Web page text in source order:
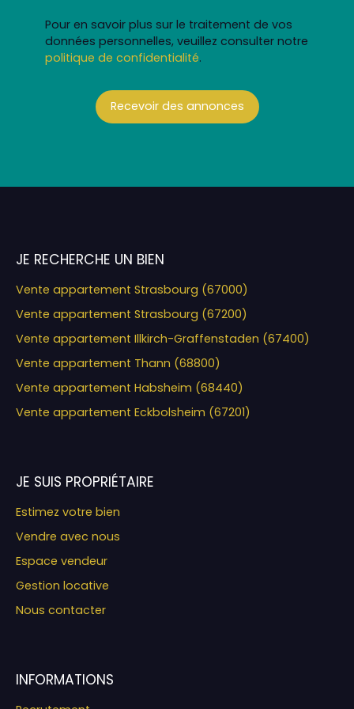
Pour en savoir plus sur le traitement de vos
données personnelles, veuillez consulter notre
politique de confidentialité.
Recevoir des annonces
JE RECHERCHE UN BIEN
Vente appartement Strasbourg (67000)
Vente appartement Strasbourg (67200)
Vente appartement Illkirch-Graffenstaden (67400)
Vente appartement Thann (68800)
Vente appartement Habsheim (68440)
Vente appartement Eckbolsheim (67201)
JE SUIS PROPRIÉTAIRE
Estimez votre bien
Vendre avec nous
Espace vendeur
Gestion locative
Nous contacter
INFORMATIONS